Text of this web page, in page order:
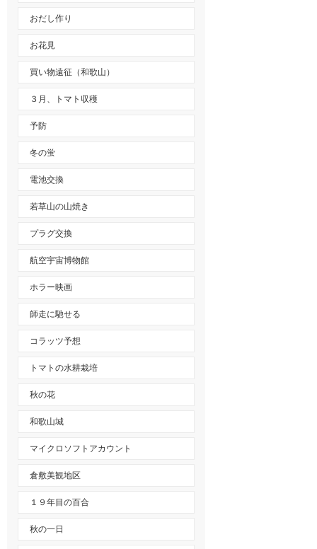
おだし作り
お花見
買い物遠征（和歌山）
３月、トマト収穫
予防
冬の蛍
電池交換
若草山の山焼き
プラグ交換
航空宇宙博物館
ホラー映画
師走に馳せる
コラッツ予想
トマトの水耕栽培
秋の花
和歌山城
マイクロソフトアカウント
倉敷美観地区
１９年目の百合
秋の一日